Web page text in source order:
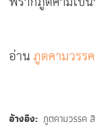
อ่าน ภูตคามวรร
อ้างอิง ภูตคามวรรค